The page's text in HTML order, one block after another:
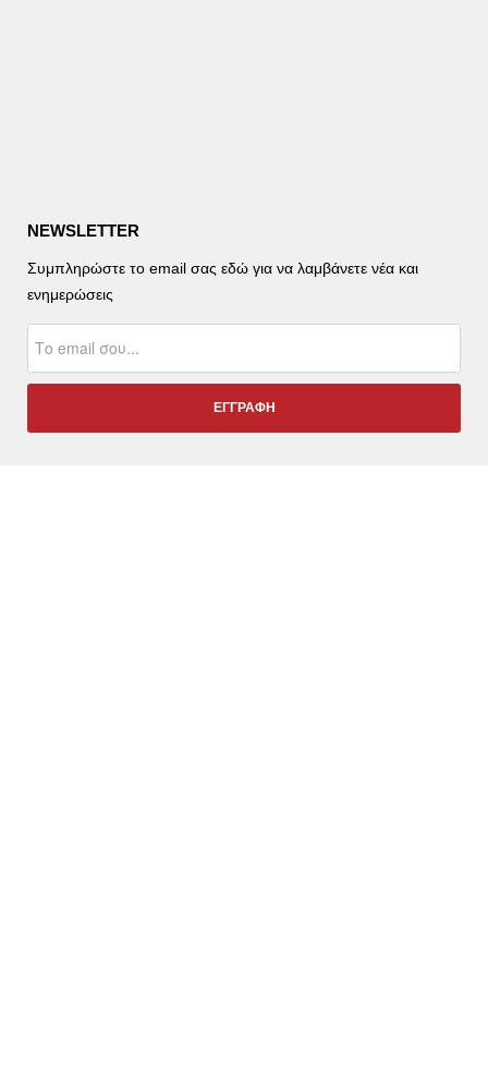
NEWSLETTER
Συμπληρώστε το email σας εδώ για να λαμβάνετε νέα και
ενημερώσεις